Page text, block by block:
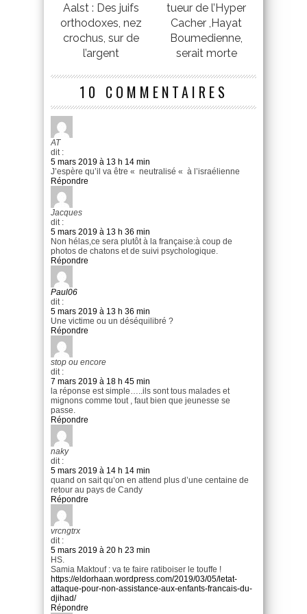
Aalst : Des juifs
orthodoxes, nez
crochus, sur de
l’argent
tueur de l’Hyper
Cacher ,Hayat
Boumedienne,
serait morte
10 COMMENTAIRES
AT
dit :
5 mars 2019 à 13 h 14 min
J’espère qu’il va être « neutralisé « à l’israélienne
Répondre
Jacques
dit :
5 mars 2019 à 13 h 36 min
Non hélas,ce sera plutôt à la française:à coup de
photos de chatons et de suivi psychologique.
Répondre
Paul06
dit :
5 mars 2019 à 13 h 36 min
Une victime ou un déséquilibré ?
Répondre
stop ou encore
dit :
7 mars 2019 à 18 h 45 min
la réponse est simple…..ils sont tous malades et
mignons comme tout , faut bien que jeunesse se
passe.
Répondre
naky
dit :
5 mars 2019 à 14 h 14 min
quand on sait qu’on en attend plus d’une centaine de
retour au pays de Candy
Répondre
vrcngtrx
dit :
5 mars 2019 à 20 h 23 min
HS.
Samia Maktouf : va te faire ratiboiser le touffe !
https://eldorhaan.wordpress.com/2019/03/05/letat-
attaque-pour-non-assistance-aux-enfants-francais-du-
djihad/
Répondre